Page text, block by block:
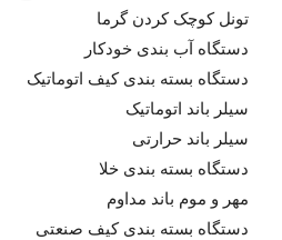
تونل کوچک کردن گرما
دستگاه آب بندی خودکار
دستگاه بسته بندی کیف اتوماتیک
سیلر باند اتوماتیک
سیلر باند حرارتی
دستگاه بسته بندی خلا
مهر و موم باند مداوم
دستگاه بسته بندی کیف صنعتی